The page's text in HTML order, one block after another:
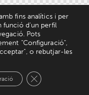
fins analítics i per
funció d'un perfil
Pots
"Configuració",
o rebutjar-les
Tanca el bàner